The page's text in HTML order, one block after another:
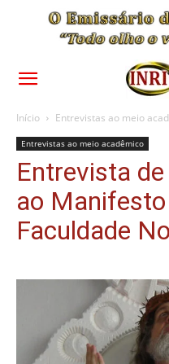
Início Entrevistas ao meio
Entrevistas ao meio acadêmico
Entrevista
ao
Faculdade